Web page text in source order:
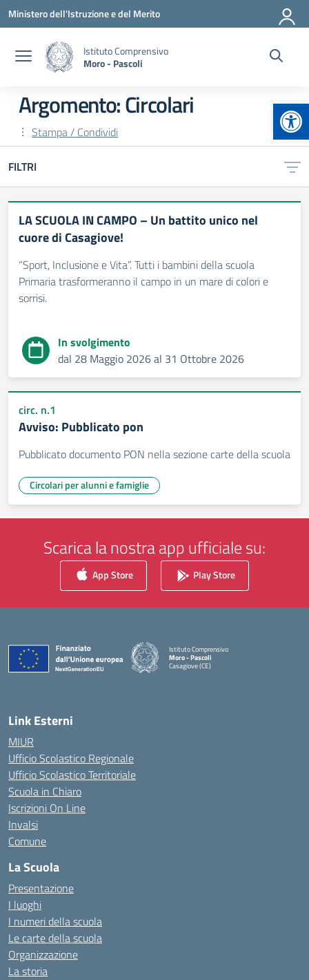
Vai ai contenuti
Vai al menu di navigazione
Vai al footer
Ministero dell'Istruzione e del Merito
Istituto Comprensivo
Moro - Pascoli
Argomento: Circolari
Stampa / Condividi
FILTRI
LA SCUOLA IN CAMPO – Un battito unico nel
cuore di Casagiove!
“Sport, Inclusione e Vita”. Tutti i bambini della scuola
Primaria trasformeranno il campo in un mare di colori e
sorrisi.
In svolgimento
dal 28 Maggio 2026 al 31 Ottobre 2026
circ. n.1
Avviso: Pubblicato pon
Pubblicato documento PON nella sezione carte della scuola
Circolari per alunni e famiglie
Scarica la nostra app ufficiale su:
App Store Play Store
Istituto Comprensivo
Moro - Pascoli
Casagiove (CE)
— Visita la pagina iniziale della scuola
Link Esterni
MIUR
Ufficio Scolastico Regionale
Ufficio Scolastico Territoriale
Scuola in Chiaro
Iscrizioni On Line
Invalsi
Comune
La Scuola
Presentazione
I luoghi
I numeri della scuola
Le carte della scuola
Organizzazione
La storia